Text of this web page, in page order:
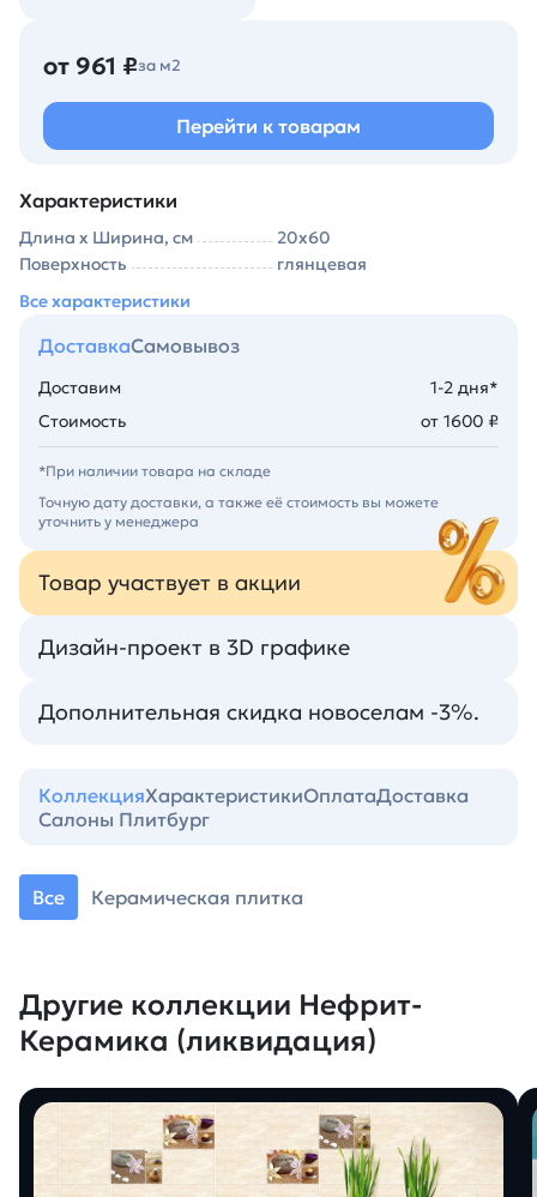
от 961 ₽за м2
Перейти к товарам
Характеристики
Длина х Ширина, см
20х60
Поверхность
глянцевая
Все характеристики
ДоставкаСамовывоз
Доставим
1-2 дня*
Стоимость
от 1600 ₽
*При наличии товара на складе
Точную дату доставки, а также её стоимость вы можете
уточнить у менеджера
Товар участвует в акции
Дизайн-проект в 3D графике
Дополнительная скидка новоселам -3%.
КоллекцияХарактеристикиОплатаДоставка
Салоны Плитбург
Все Керамическая плитка
Другие коллекции Нефрит-
Керамика (ликвидация)